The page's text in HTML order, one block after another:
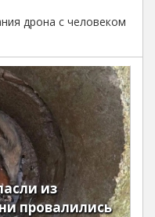
дрона с человеком
из
провалились